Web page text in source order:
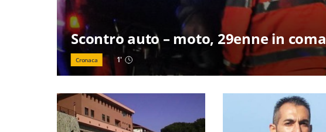
Scontro auto – moto, 29enne in coma
Cronaca 1'